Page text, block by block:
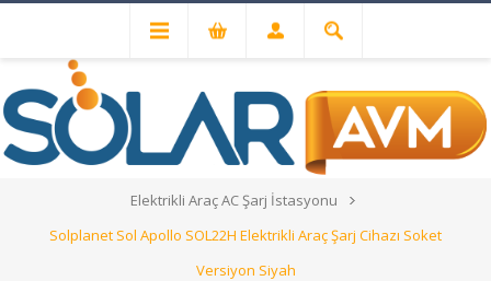
Elektrikli Araç Şarj İstasyonları
Elektrikli Araç AC Şarj İstasyonu
Solplanet Sol Apollo SOL22H Elektrikli Araç Şarj Cihazı Soket
Versiyon Siyah